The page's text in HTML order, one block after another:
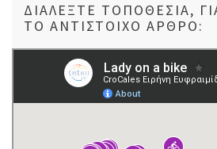
ΔΙΑΛΈΞΤΕ ΤΟΠΟΘΕΣΊΑ,
ΤΟ ΑΝΤΊΣΤΟΙΧΟ ΆΡΘΡΟ: